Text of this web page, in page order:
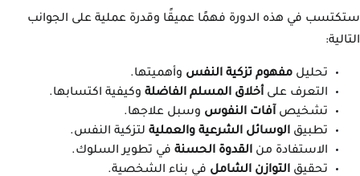
ستكتسب في هذه الدورة فهمًا عميقًا وقدرة عملية على الجوانب
التالية:
تحليل مفهوم تزكية النفس وأهميتها.
التعرف على أخلاق المسلم الفاضلة وكيفية اكتسابها.
تشخيص آفات النفوس وسبل علاجها.
تطبيق الوسائل الشرعية والعملية لتزكية النفس.
الاستفادة من القدوة الحسنة في تطوير السلوك.
تحقيق التوازن الشامل في بناء الشخصية.